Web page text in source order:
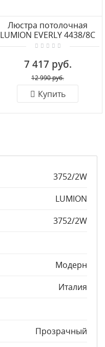
Люстра потолочная
LUMION EVERLY 4438/8C
7 417 руб.
12 990 руб.
Купить
3752/2W
LUMION
3752/2W
Модерн
Италия
Прозрачный